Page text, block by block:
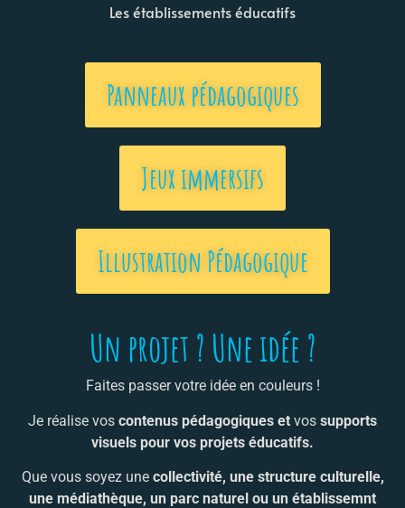
Les établissements éducatifs
Panneaux pédagogiques
Jeux immersifs
Illustration Pédagogique
Un projet ? Une idée ?
Faites passer votre idée en couleurs !
Je réalise vos contenus pédagogiques et vos supports
visuels pour vos projets éducatifs.
Que vous soyez une collectivité, une structure culturelle,
une médiathèque, un parc naturel ou un établissemnt